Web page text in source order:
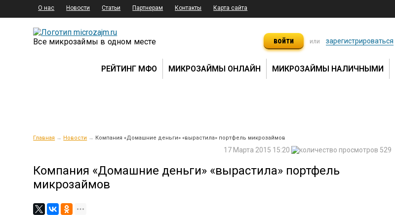
О нас Новости Статьи Партнерам Контакты Карта сайта
Все микрозаймы в одном месте войти или зарегистрироваться
РЕЙТИНГ МФО МИКРОЗАЙМЫ ОНЛАЙН МИКРОЗАЙМЫ НАЛИЧНЫМИ
Главная → Новости → Компания «Домашние деньги» «вырастила» портфель микрозаймов
529
17 Марта 2015 15:20
Компания «Домашние деньги» «вырастила» портфель
микрозаймов